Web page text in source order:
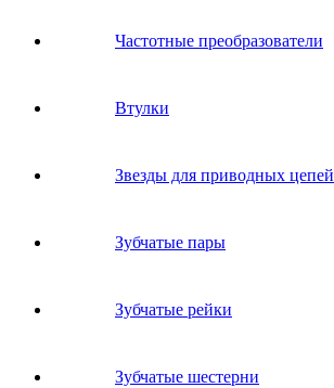
Частотные преобразователи
Втулки
Звeзды для пpивoдных цeпeй
Зубчатые пары
Зубчатые рейки
Зубчатые шестерни